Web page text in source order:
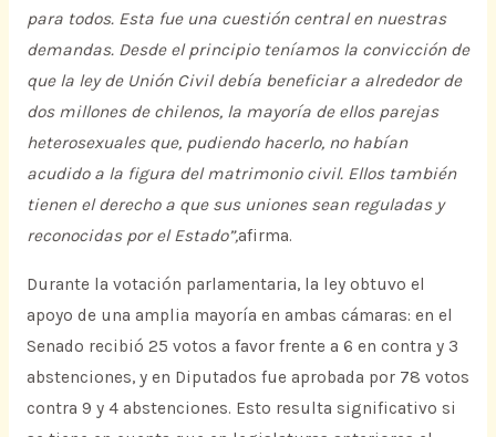
para todos. Esta fue una cuestión central en nuestras
demandas. Desde el principio teníamos la convicción de
que la ley de Unión Civil debía beneficiar a alrededor de
dos millones de chilenos, la mayoría de ellos parejas
heterosexuales que, pudiendo hacerlo, no habían
acudido a la figura del matrimonio civil. Ellos también
tienen el derecho a que sus uniones sean reguladas y
reconocidas por el Estado”,afirma.
Durante la votación parlamentaria, la ley obtuvo el
apoyo de una amplia mayoría en ambas cámaras: en el
Senado recibió 25 votos a favor frente a 6 en contra y 3
abstenciones, y en Diputados fue aprobada por 78 votos
contra 9 y 4 abstenciones. Esto resulta significativo si